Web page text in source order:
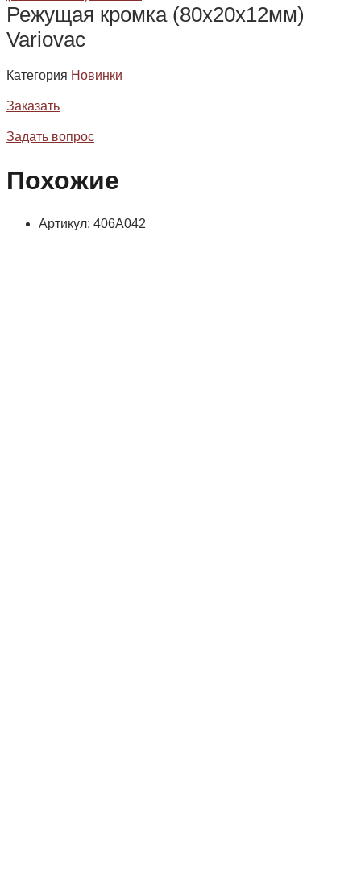
Режущая кромка (80х20х12мм)
Variovac
Категория Новинки
Заказать
Задать вопрос
Похожие
Артикул: 406А042